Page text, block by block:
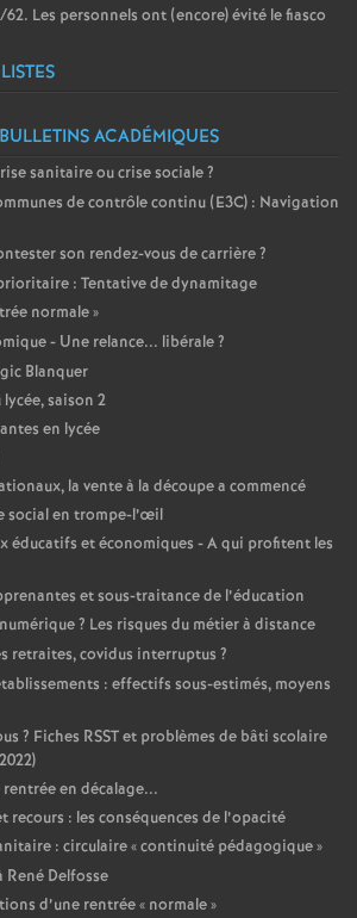
62. Les personnels ont (encore) évité le fiasco
ACADÉMIQUES
sanitaire ou crise sociale?
de contrôle continu (E3C) : Navigation
son rendez-vous de carrière?
: Tentative de dynamitage
normale»
- Une relance... libérale?
Blanquer
saison 2
en lycée
la vente à la découpe a commencé
social en trompe-l’œil
éducatifs et économiques - A qui profitent les
et sous-traitance de l’éducation
? Les risques du métier à distance
retraites, covidus interruptus ?
: effectifs sous-estimés, moyens
? Fiches RSST et problèmes de bâti scolaire
rentrée en décalage...
recours : les conséquences de l’opacité
: circulaire «continuité pédagogique»
René Delfosse
d’une rentrée « normale»